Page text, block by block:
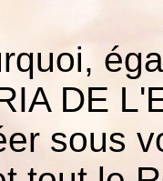
DE
sous